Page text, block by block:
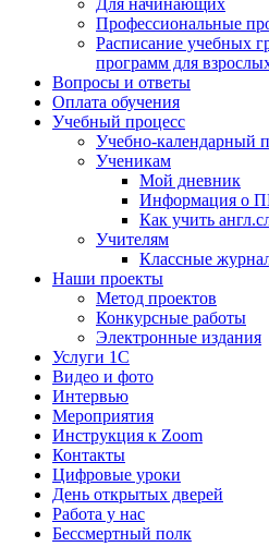
Профессиональные
Расписание учебных
программ для
Вопросы и ответы
Оплата обучения
Учебный процесс
Учебно-календарный
Ученикам
Мой дневник
Информация о
Как учить
Учителям
Классные
Наши проекты
Метод проектов
Конкурсные работы
Электронные издания
Услуги 1C
Видео и фото
Интервью
Мероприятия
Инструкция к Zoom
Контакты
Цифровые уроки
День открытых дверей
Работа у нас
Бессмертный полк